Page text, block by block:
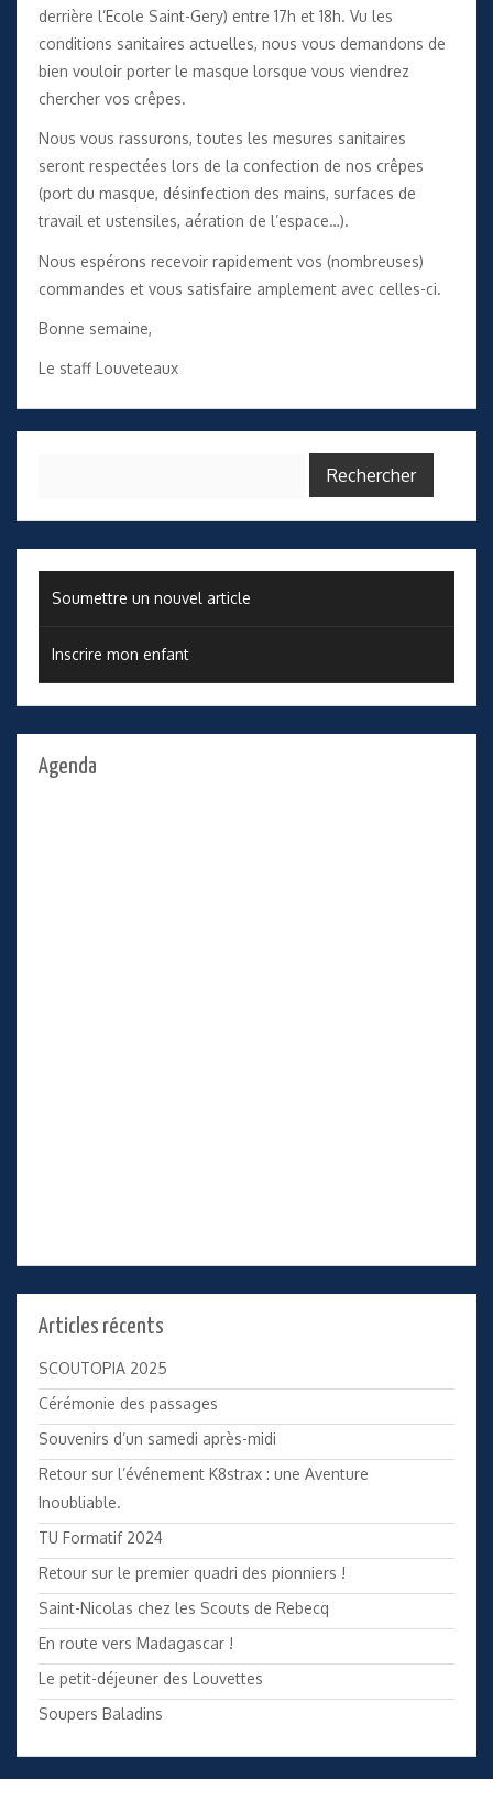
derrière l’Ecole Saint-Gery) entre 17h et 18h. Vu les
conditions sanitaires actuelles, nous vous demandons de
bien vouloir porter le masque lorsque vous viendrez
chercher vos crêpes.
Nous vous rassurons, toutes les mesures sanitaires
seront respectées lors de la confection de nos crêpes
(port du masque, désinfection des mains, surfaces de
travail et ustensiles, aération de l’espace…).
Nous espérons recevoir rapidement vos (nombreuses)
commandes et vous satisfaire amplement avec celles-ci.
Bonne semaine,
Le staff Louveteaux
Soumettre un nouvel article
Inscrire mon enfant
Agenda
Articles récents
SCOUTOPIA 2025
Cérémonie des passages
Souvenirs d’un samedi après-midi
Retour sur l’événement K8strax : une Aventure
Inoubliable.
TU Formatif 2024
Retour sur le premier quadri des pionniers !
Saint-Nicolas chez les Scouts de Rebecq
En route vers Madagascar !
Le petit-déjeuner des Louvettes
Soupers Baladins